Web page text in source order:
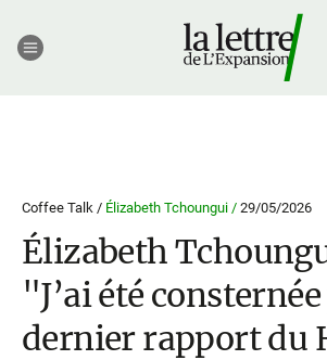
Coffee Talk / Élizabeth Tchoungui / 29/05/2026
Élizabeth
"J’ai été
dernier rapport du